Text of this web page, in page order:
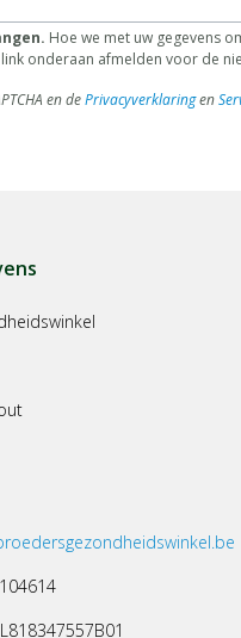
Hoe we met uw gegevens
link onderaan afmelden voor de
en dePrivacyverklaringen